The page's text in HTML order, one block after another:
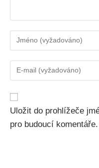
Uložit do prohlížeče
pro budoucí komentáře.